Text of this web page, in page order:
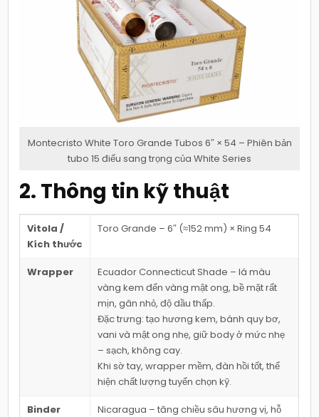
Montecristo White Toro Grande Tubos 6″ × 54 – Phiên bản
tubo 15 điếu sang trọng của White Series
2. Thông tin kỹ thuật
Vitola /
Kích thước
Toro Grande – 6″ (≈152 mm) × Ring 54
Wrapper
Ecuador Connecticut Shade – lá màu
vàng kem đến vàng mật ong, bề mặt rất
mịn, gân nhỏ, độ dầu thấp.
Đặc trưng: tạo hương kem, bánh quy bơ,
vani và mật ong nhẹ, giữ body ở mức nhẹ
– sạch, không cay.
Khi sờ tay, wrapper mềm, đàn hồi tốt, thể
hiện chất lượng tuyển chọn kỹ.
Binder Nicaragua – tăng chiều sâu hương vị, hỗ